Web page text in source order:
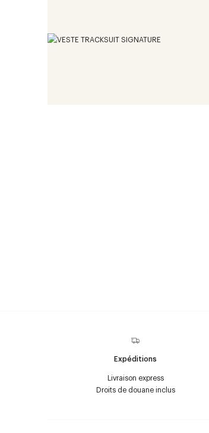
Expéditions
Livraison express
Droits de douane inclus